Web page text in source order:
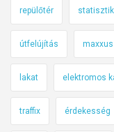
repülőtér
útfelújítás maxxus
lakat elektromos
traffix érdekesség